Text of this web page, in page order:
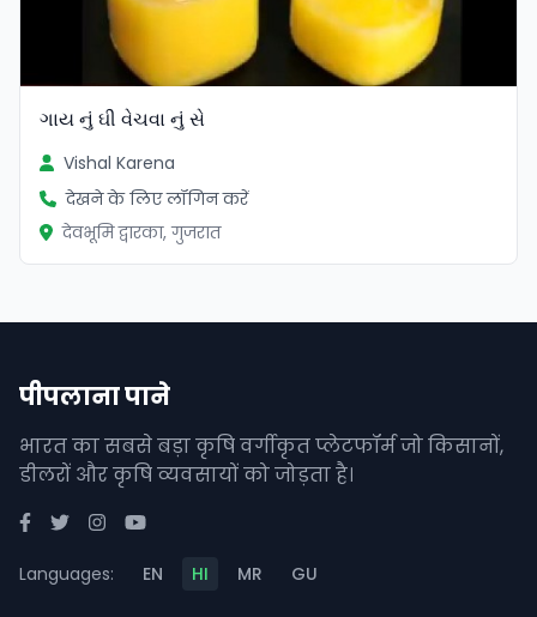
ગાય નું ઘી વેચવા નું સે
Vishal Karena
देखने के लिए लॉगिन करें
देवभूमि द्वारका, गुजरात
पीपलाना पाने
भारत का सबसे बड़ा कृषि वर्गीकृत प्लेटफॉर्म जो किसानों,
डीलरों और कृषि व्यवसायों को जोड़ता है।
Languages: EN HI MR GU